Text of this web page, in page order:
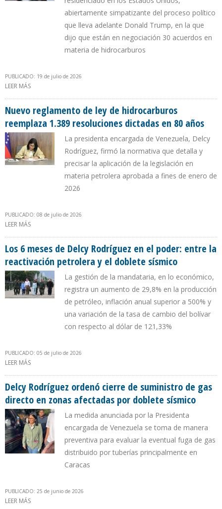
abiertamente simpatizante del proceso político
que lleva adelante Donald Trump, en la que
dijo que están en negociación 30 acuerdos en
materia de hidrocarburos
PUBLICADO: 19 de julio de 2026
LEER MÁS
NEGRE
Nuevo reglamento de ley de hidrocarburos
reemplaza 1.389 resoluciones dictadas en 80 años
La presidenta encargada de Venezuela, Delcy
Rodríguez, firmó la normativa que detalla y
precisar la aplicación de la legislación en
materia petrolera aprobada a fines de enero de
2026
PUBLICADO: 08 de julio de 2026
LEER MÁS
Los 6 meses de Delcy Rodríguez en el poder: entre la
reactivación petrolera y el doblete sísmico
La gestión de la mandataria, en lo económico,
registra un aumento de 29,8% en la producción
de petróleo, inflación anual superior a 500% y
una variación de la tasa de cambio del bolívar
con respecto al dólar de 121,33%
PUBLICADO: 05 de julio de 2026
LEER MÁS
Delcy Rodríguez ordenó cierre de suministro de gas
directo en zonas afectadas por doblete sísmico
La medida anunciada por la Presidenta
encargada de Venezuela se toma de manera
preventiva para evaluar la eventual fuga de gas
distribuido por tuberías principalmente en
Caracas
PUBLICADO: 25 de junio de 2026
LEER MÁS